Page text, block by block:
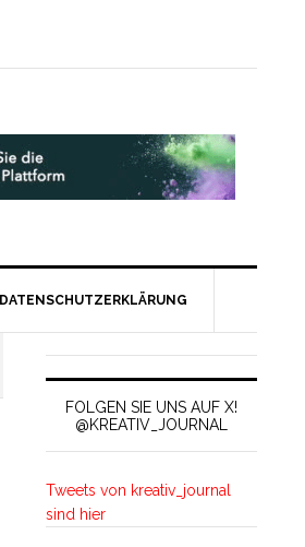
DATENSCHUTZERKLÄRUNG
FOLGEN SIE UNS AUF X!
@KREATIV_JOURNAL
Tweets von kreativ_journal
sind hier